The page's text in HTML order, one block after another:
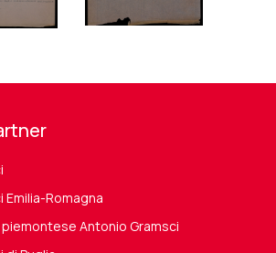
Emilia-Romagna
Antonio Gramsci